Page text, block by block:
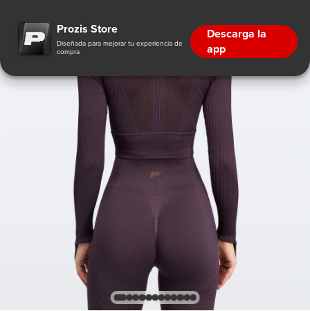
Prozis Store
Diseñada para mejorar tu experiencia de
compra
Descarga la
app